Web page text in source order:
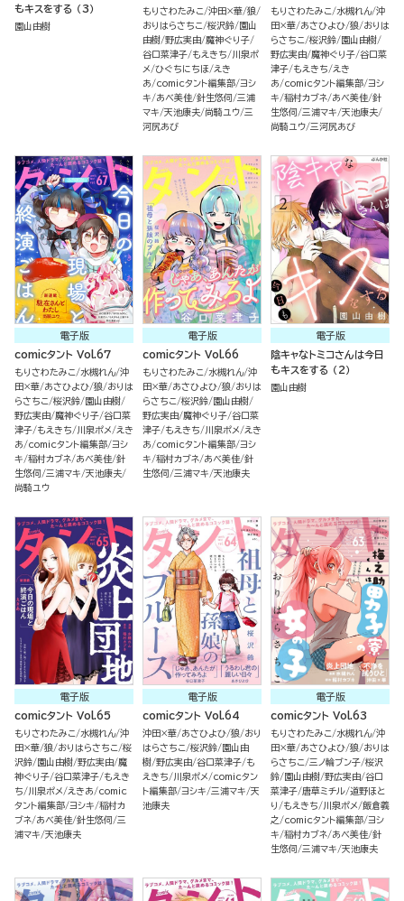
もキスをする （3）
園山由樹
もりさわたみこ 沖田×華 狼
おりはらさちこ 桜沢鈴 園山
由樹 野広実由 魔神ぐり子
谷口菜津子 もえきち
川泉ポ
メ ひぐちにちほ
えき
あ
comicタント編集部 ヨシ
キ
あべ美佳 針生悠伺 三浦
マキ 天池康夫 尚騎ユウ 三
河尻あび
もりさわたみこ 水槻れん 沖
田×華 あさひよひ 狼 おりは
らさちこ 桜沢鈴 園山由樹
野広実由 魔神ぐり子 谷口菜
津子 もえきち
えき
あ
comicタント編集部 ヨシ
キ 稲村カブネ あべ美佳 針
生悠伺 三浦マキ 天池康夫
尚騎ユウ 三河尻あび
電子版
comicタント Vol.67
もりさわたみこ 水槻れん 沖
田×華 あさひよひ 狼 おりは
らさちこ 桜沢鈴 園山由樹
野広実由 魔神ぐり子 谷口菜
津子 もえきち 川泉ポメ
えき
あ
comicタント編集部 ヨシ
キ 稲村カブネ あべ美佳 針
生悠伺 三浦マキ 天池康夫
尚騎ユウ
電子版
comicタント Vol.66
もりさわたみこ 水槻れん 沖
田×華 あさひよひ 狼 おりは
らさちこ 桜沢鈴 園山由樹
野広実由 魔神ぐり子 谷口菜
津子 もえきち 川泉ポメ
えき
あ
comicタント編集部 ヨシ
キ 稲村カブネ あべ美佳 針
生悠伺 三浦マキ 天池康夫
電子版
陰キャなトミコさんは今日
もキスをする （2）
園山由樹
電子版
comicタント Vol.65
もりさわたみこ 水槻れん 沖
田×華 狼 おりはらさちこ 桜
沢鈴 園山由樹 野広実由 魔
神ぐり子 谷口菜津子 もえき
ち
川泉ポメ えきあ
comic
タント編集部 ヨシキ 稲村カ
ブネ あべ美佳 針生悠伺 三
浦マキ 天池康夫
電子版
comicタント Vol.64
沖田×華 あさひよひ 狼 おり
はらさちこ 桜沢鈴 園山由
樹 野広実由 谷口菜津子 も
えきち
川泉ポメ
comicタン
ト編集部 ヨシキ 三浦マキ 天
池康夫
電子版
comicタント Vol.63
もりさわたみこ 水槻れん 沖
田×華 あさひよひ 狼 おりは
らさちこ 三ノ輪ブン子 桜沢
鈴 園山由樹 野広実由 谷口
菜津子 唐草ミチル 道野ほと
り
もえきち 川泉ポメ 飯倉義
之
comicタント編集部 ヨシ
キ 稲村カブネ あべ美佳 針
生悠伺 三浦マキ 天池康夫